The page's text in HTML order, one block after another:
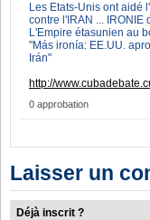
Les Etats-Unis ont aidé
contre l'IRAN ... IRONIE
L'Empire étasunien au
"Más ironía: EE.UU.
Irán"
http://
0 approbation
Laisser un
Déjà inscrit ?